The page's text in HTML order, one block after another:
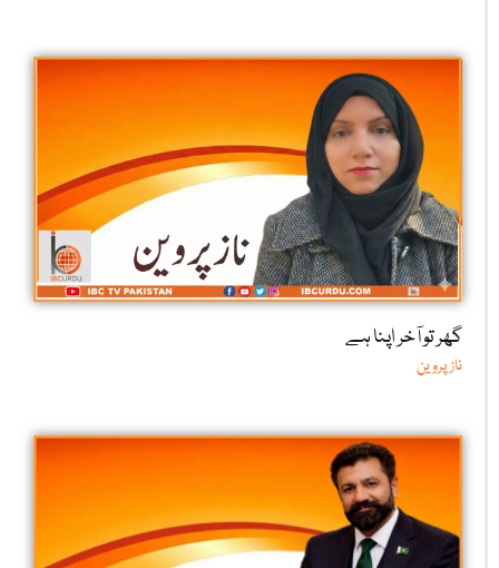
گھر تو آخر اپنا ہے
ناز پروین